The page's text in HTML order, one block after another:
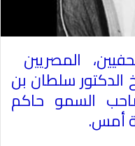
المصريين
الدكتور سلطان بن
السمو حاكم
أمس.